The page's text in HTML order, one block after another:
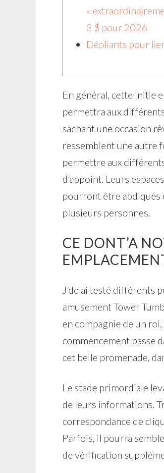
«
3 $ pour 2026
Dépliants pour
En général, cette initie
permettra aux
sachant une occasion
ressemblent une autre
permettre aux
d’appoint. Leurs
pourront être abdiqués
plusieurs personnes.
CE DONT’A
J’de ai testé différents
amusement Tower
en compagnie de un
commencement passe
cet belle promenade,
Le stade primordiale
de leurs informations.
correspondance de
Parfois, il pourra
de vérification